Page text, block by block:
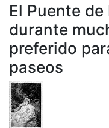
El Puente
durante
preferido
paseos